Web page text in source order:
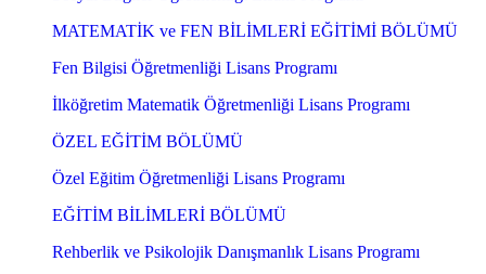
MATEMATİK ve FEN BİLİMLERİ EĞİTİMİ BÖLÜMÜ
Fen Bilgisi Öğretmenliği Lisans Programı
İlköğretim Matematik Öğretmenliği Lisans Programı
ÖZEL EĞİTİM BÖLÜMÜ
Özel Eğitim Öğretmenliği Lisans Programı
EĞİTİM BİLİMLERİ BÖLÜMÜ
Rehberlik ve Psikolojik Danışmanlık Lisans Programı